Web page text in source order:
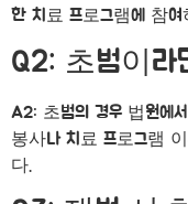
한 치료 프로그램에 참
Q2: 초범이라
A2: 초범의 경우 법원에
봉사나 치료 프로그램
다.